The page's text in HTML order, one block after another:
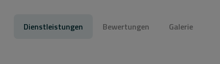
Dienstleistungen Bewertungen Galerie